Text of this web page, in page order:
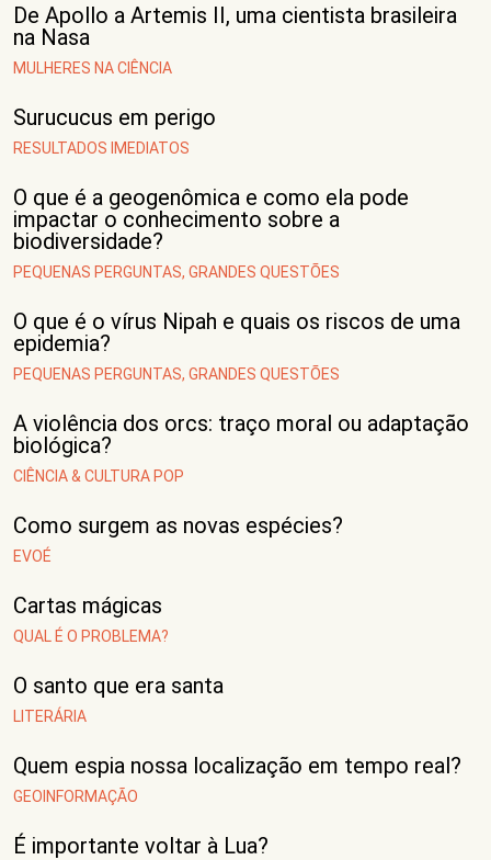
De Apollo a Artemis II, uma cientista brasileira
na Nasa
MULHERES NA CIÊNCIA
Surucucus em perigo
RESULTADOS IMEDIATOS
O que é a geogenômica e como ela pode
impactar o conhecimento sobre a
biodiversidade?
PEQUENAS PERGUNTAS, GRANDES QUESTÕES
O que é o vírus Nipah e quais os riscos de uma
epidemia?
PEQUENAS PERGUNTAS, GRANDES QUESTÕES
A violência dos orcs: traço moral ou adaptação
biológica?
CIÊNCIA & CULTURA POP
Como surgem as novas espécies?
EVOÉ
Cartas mágicas
QUAL É O PROBLEMA?
O santo que era santa
LITERÁRIA
Quem espia nossa localização em tempo real?
GEOINFORMAÇÃO
É importante voltar à Lua?